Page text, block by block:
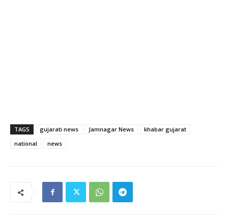
TAGS gujarati news Jamnagar News
khabar gujarat
national
news